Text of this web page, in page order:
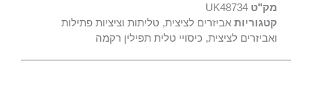
מק"ט UK48734
קטגוריות אביזרים לציצית, טליתות וציציות פתילות
ואביזרים לציצית, כיסויי טלית תפילין רקמה